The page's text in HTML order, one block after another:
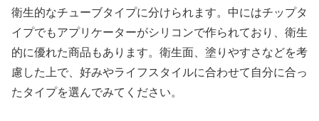
衛生的なチューブタイプに分けられます。中にはチップタ
イプでもアプリケーターがシリコンで作られており、衛生
的に優れた商品もあります。衛生面、塗りやすさなどを考
慮した上で、好みやライフスタイルに合わせて自分に合っ
たタイプを選んでみてください。